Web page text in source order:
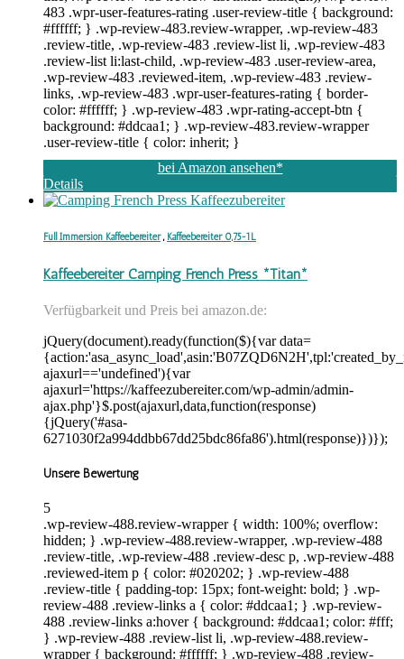
483 .wpr-user-features-rating .user-review-title { background:
#ffffff; } .wp-review-483.review-wrapper, .wp-review-483
.review-title, .wp-review-483 .review-list li, .wp-review-483
.review-list li:last-child, .wp-review-483 .user-review-area,
.wp-review-483 .reviewed-item, .wp-review-483 .review-
links, .wp-review-483 .wpr-user-features-rating { border-
color: #ffffff; } .wp-review-483 .wpr-rating-accept-btn {
background: #ddcaa1; } .wp-review-483.review-wrapper
.user-review-title { color: inherit; }
bei Amazon ansehen*
Details
Full Immersion Kaffeebereiter, Kaffeebereiter 0,75-1L
Kaffeebereiter Camping French Press *Titan*
Verfügbarkeit und Preis bei amazon.de:
jQuery(document).ready(function($){var data=
ajaxurl=='undefined'){var
ajaxurl='https://kaffeezubereiter.com/wp-admin/admin-
ajax.php'}$.post(ajaxurl,data,function(response)
{jQuery('#asa-
6271030f2a994ddbb67dd25bdc86fa86').html(response)})});
Unsere Bewertung
5
.wp-review-488.review-wrapper { width: 100%; overflow:
hidden; } .wp-review-488.review-wrapper, .wp-review-488
.review-title, .wp-review-488 .review-desc p, .wp-review-488
.reviewed-item p { color: #020202; } .wp-review-488
.review-title { padding-top: 15px; font-weight: bold; } .wp-
review-488 .review-links a { color: #ddcaa1; } .wp-review-
488 .review-links a:hover { background: #ddcaa1; color: #fff;
} .wp-review-488 .review-list li, .wp-review-488.review-
wrapper { background: #ffffff; } .wp-review-488 .review-